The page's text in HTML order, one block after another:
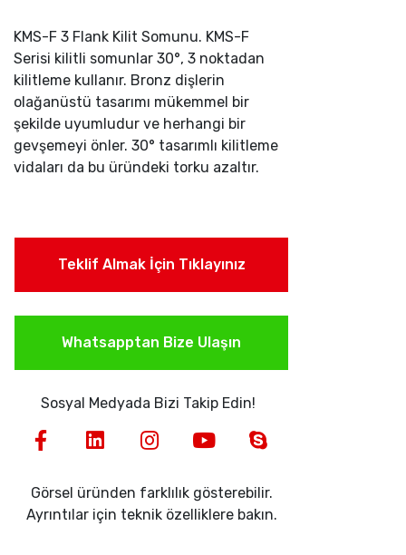
KMS-F 3 Flank Kilit Somunu. KMS-F
Serisi kilitli somunlar 30°, 3 noktadan
kilitleme kullanır. Bronz dişlerin
olağanüstü tasarımı mükemmel bir
şekilde uyumludur ve herhangi bir
gevşemeyi önler. 30° tasarımlı kilitleme
vidaları da bu üründeki torku azaltır.
Teklif Almak İçin Tıklayınız
Whatsapptan Bize Ulaşın
Sosyal Medyada Bizi Takip Edin!
Görsel üründen farklılık gösterebilir.
Ayrıntılar için teknik özelliklere bakın.